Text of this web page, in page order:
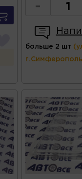
-
больше 2 шт